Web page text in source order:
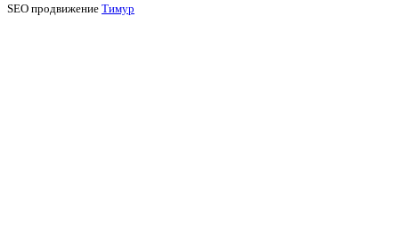
SEO продвижение Тимур